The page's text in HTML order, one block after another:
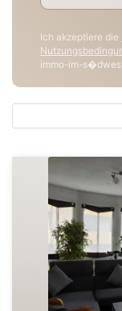
Ich akzeptiere die
immo-im-